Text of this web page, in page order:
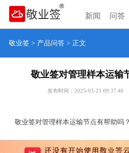
新闻 问答
敬业签> 产品问答> 正文
敬业签对管理样本运输
发布时间：2025-03-21 09:37:46
敬业签对管理样本运输节点有帮助吗？